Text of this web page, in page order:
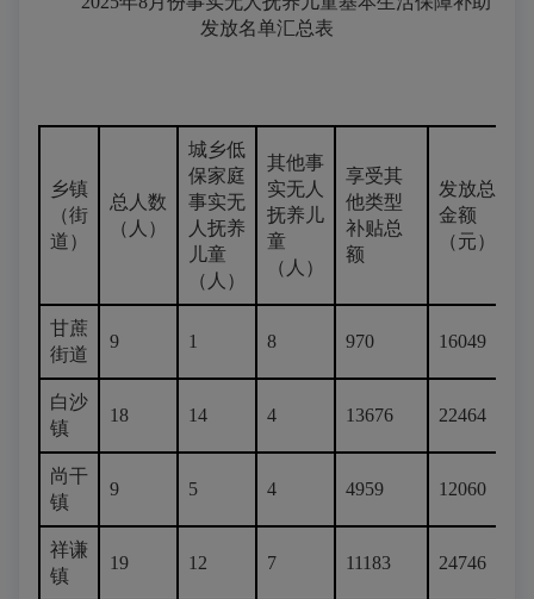
发放名单汇总表
乡镇
（街
道）
总人数
（人）
城乡低
保家庭
事实无
人抚养
儿童
（人）
其他事
实无人
抚养儿
童
（人）
享受其
他类型
补贴总
额
发放总
金额
（元）
甘蔗
街道
9 1 8 970 16049
白沙
镇
18 14 4 13676 22464
尚干
镇
9 5 4 4959 12060
祥谦
镇
19 12 7 11183 24746